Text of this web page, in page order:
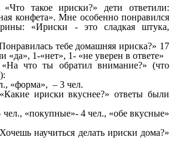
такое ириски?» дети ответили:
конфета». Мне особенно понравился
«Ириски - это сладкая штука,
тебе домашняя ириска?» 17
«да», 1-«нет», 1- «не уверен в ответе»
что ты обратил внимание?» (что
«форма», – 3 чел.
ириски вкуснее?» ответы были
«покупные»- 4 чел., «обе вкусные»
научиться делать ириски дома?»